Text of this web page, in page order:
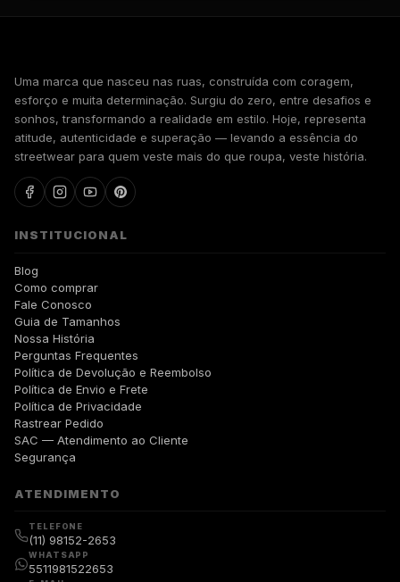
Uma marca que nasceu nas ruas, construída com coragem,
esforço e muita determinação. Surgiu do zero, entre desafios e
sonhos, transformando a realidade em estilo. Hoje, representa
atitude, autenticidade e superação — levando a essência do
streetwear para quem veste mais do que roupa, veste história.
INSTITUCIONAL
Blog
Como comprar
Fale Conosco
Guia de Tamanhos
Nossa História
Perguntas Frequentes
Política de Devolução e Reembolso
Política de Envio e Frete
Política de Privacidade
Rastrear Pedido
SAC — Atendimento ao Cliente
Segurança
ATENDIMENTO
TELEFONE
(11) 98152-2653
WHATSAPP
5511981522653